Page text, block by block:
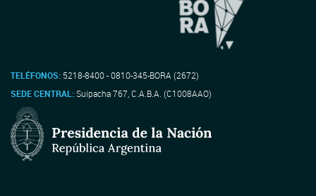
TELÉFONOS: 5218-8400 - 0810-345-BORA (2672)
SEDE CENTRAL:Suipacha 767, C.A.B.A. (C1008AAO)